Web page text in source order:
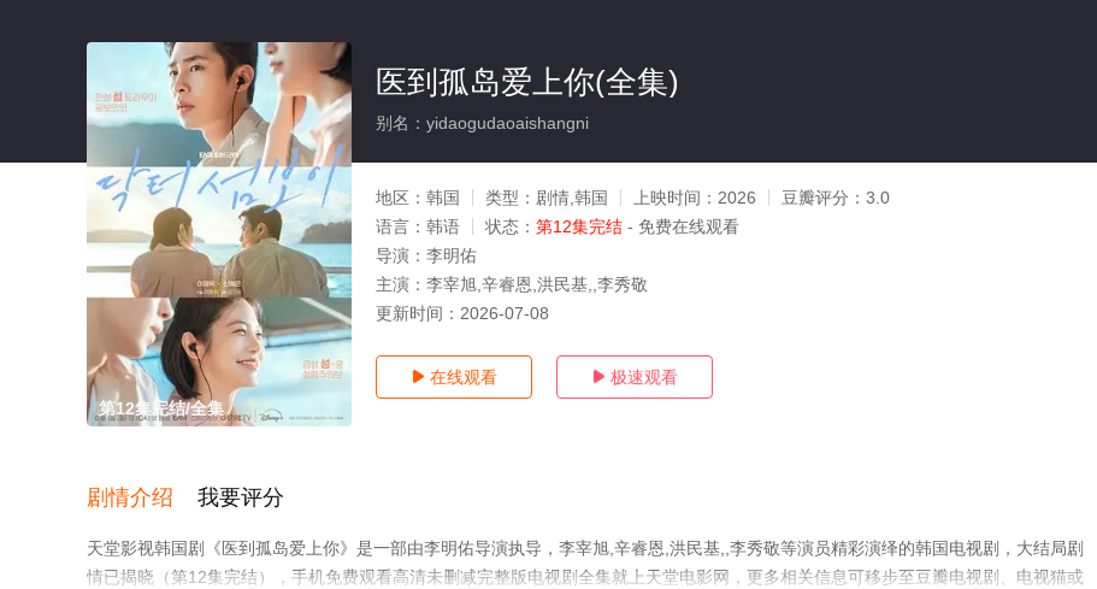
第12集完结/全集
医到孤岛爱上你(全集)
别名：yidaogudaoaishangni
地区： 韩国 类型： 剧情,韩国 上映时间： 2026 豆瓣评分： 3.0
语言： 韩语 状态： 第12集完结 - 免费在线观看
导演： 李明佑
主演： 李宰旭,辛睿恩,洪民基,,李秀敬
更新时间： 2026-07-08
 在线观看  极速观看
剧情介绍 我要评分
天堂影视韩国剧《医到孤岛爱上你》是一部由李明佑导演执导，李宰旭,辛睿恩,洪民基,,李秀敬等演员精彩演绎的韩国电视剧，大结局剧
情已揭晓（第12集完结），手机免费观看高清未删减完整版电视剧全集就上天堂电影网，更多相关信息可移步至豆瓣电视剧、电视猫或